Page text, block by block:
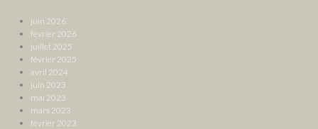
juin 2026
février 2026
juillet 2025
février 2025
avril 2024
juin 2023
mai 2023
mars 2023
février 2023